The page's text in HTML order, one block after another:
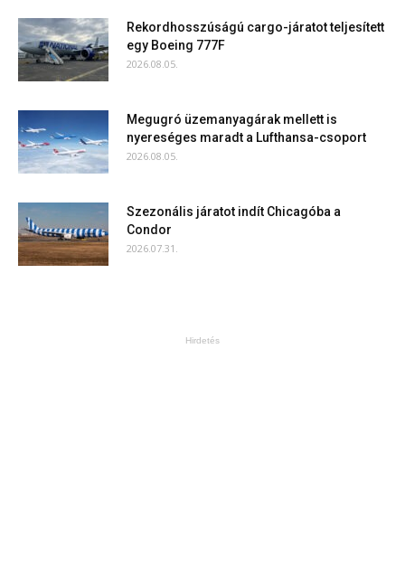
Rekordhosszúságú cargo-járatot teljesített
egy Boeing 777F
2026.08.05.
Megugró üzemanyagárak mellett is
nyereséges maradt a Lufthansa-csoport
2026.08.05.
Szezonális járatot indít Chicagóba a
Condor
2026.07.31.
Hirdetés